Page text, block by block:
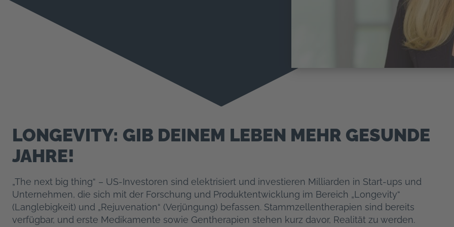
LONGEVITY: GIB DEINEM LEBEN MEHR GESUNDE
JAHRE!
„The next big thing“ – US-Investoren sind elektrisiert und investieren Milliarden in Start-ups und
Unternehmen, die sich mit der Forschung und Produktentwicklung im Bereich „Longevity“
(Langlebigkeit) und „Rejuvenation“ (Verjüngung) befassen. Stammzellentherapien sind bereits
verfügbar, und erste Medikamente sowie Gentherapien stehen kurz davor, Realität zu werden.